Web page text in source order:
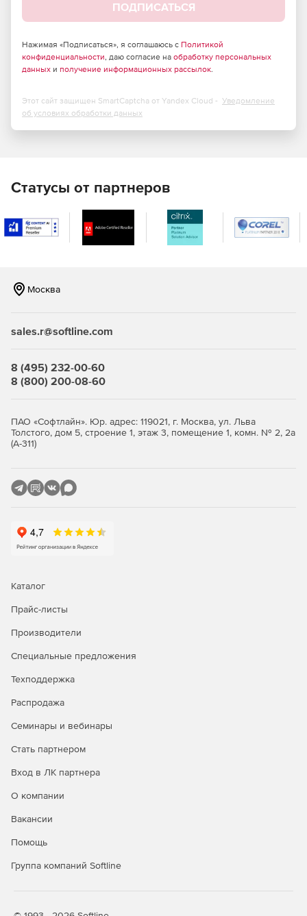
ПОДПИСАТЬСЯ
Нажимая «Подписаться», я соглашаюсь с Политикой
конфиденциальности, даю согласие на обработку персональных
данных и получение информационных рассылок.
Этот сайт защищен SmartCaptcha от Yandex Cloud - Уведомление
об условиях обработки данных
Статусы от партнеров
Москва
sales.r@softline.com
8 (495) 232-00-60
8 (800) 200-08-60
ПАО «Софтлайн». Юр. адрес: 119021, г. Москва, ул. Льва
Толстого, дом 5, строение 1, этаж 3, помещение 1, комн. № 2, 2а
(А-311)
Каталог
Прайс-листы
Производители
Специальные предложения
Техподдержка
Распродажа
Семинары и вебинары
Стать партнером
Вход в ЛК партнера
О компании
Вакансии
Помощь
Группа компаний Softline